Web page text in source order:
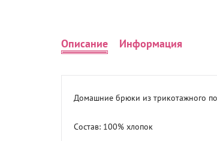
Описание Информация
Домашние брюки из трикотажного
Состав: 100% хлопок